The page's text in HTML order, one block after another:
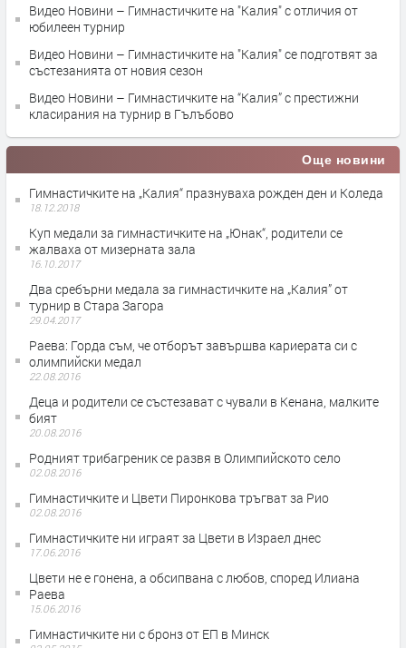
Видео Новини – Гимнастичките на "Калия" с отличия от
юбилеен турнир
Видео Новини – Гимнастичките на "Калия" се подготвят за
състезанията от новия сезон
Видео Новини – Гимнастичките на “Калия” с престижни
класирания на турнир в Гълъбово
Още новини
Гимнастичките на „Калия“ празнуваха рожден ден и Коледа
18.12.2018
Куп медали за гимнастичките на „Юнак“, родители се
жалваха от мизерната зала
16.10.2017
Два сребърни медала за гимнастичките на „Калия” от
турнир в Стара Загора
29.04.2017
Раева: Горда съм, че отборът завършва кариерата си с
олимпийски медал
22.08.2016
Деца и родители се състезават с чували в Кенана, малките
бият
20.08.2016
Родният трибагреник се развя в Олимпийското село
02.08.2016
Гимнастичките и Цвети Пиронкова тръгват за Рио
02.08.2016
Гимнастичките ни играят за Цвети в Израел днес
17.06.2016
Цвети не е гонена, а обсипвана с любов, според Илиана
Раева
15.06.2016
Гимнастичките ни с бронз от ЕП в Минск